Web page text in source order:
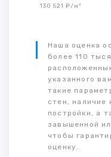
130 521 ₽/м²
Наша оценка
более 110
указанного
такие
стен, наличие
постройки, а
завышенной
чтобы
оценку.